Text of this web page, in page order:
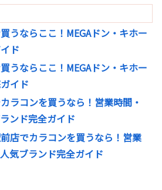
うならここ！MEGAドン・キホー
ド
うならここ！MEGAドン・キホー
イド
ラコンを買うなら！営業時間・
ンド完全ガイド
店でカラコンを買うなら！営業
気ブランド完全ガイド